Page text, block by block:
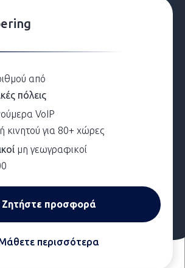
από
πόλεις
VoIP
κινητού για 80+ χώρες
μη γεωγραφικοί
Ζητήστε προσφορά
περισσότερα